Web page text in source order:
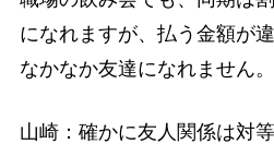
になれますが、払う金額が
なかなか友達になれません。
山崎：確かに友人関係は対